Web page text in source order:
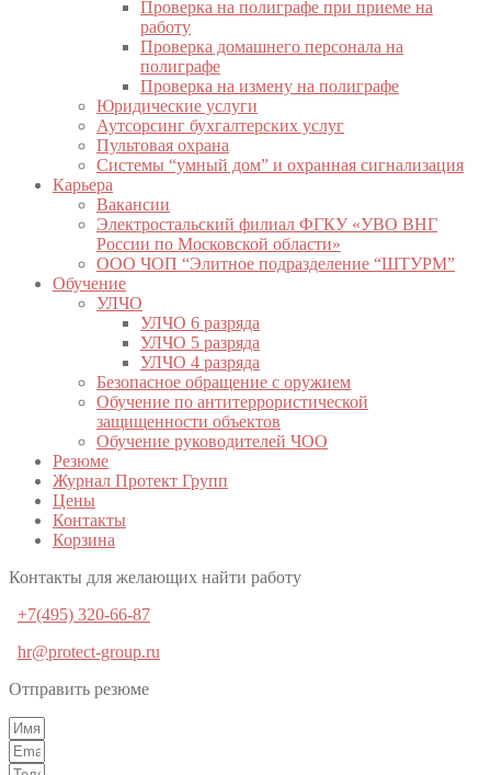
Проверка на полиграфе при приеме на
работу
Проверка домашнего персонала на
полиграфе
Проверка на измену на полиграфе
Юридические услуги
Аутсорсинг бухгалтерских услуг
Пультовая охрана
Системы “умный дом” и охранная сигнализация
Карьера
Вакансии
Электростальский филиал ФГКУ «УВО ВНГ
России по Московской области»
ООО ЧОП “Элитное подразделение “ШТУРМ”
Обучение
УЛЧО
УЛЧО 6 разряда
УЛЧО 5 разряда
УЛЧО 4 разряда
Безопасное обращение с оружием
Обучение по антитеррористической
защищенности объектов
Обучение руководителей ЧОО
Резюме
Журнал Протект Групп
Цены
Контакты
Корзина
Контакты для желающих найти работу
+7(495) 320-66-87
hr@protect-group.ru
Отправить резюме